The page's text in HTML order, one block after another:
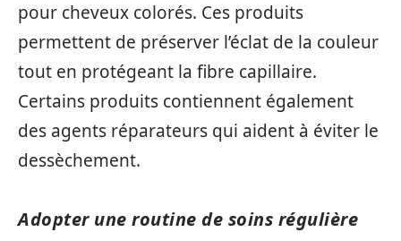
pour cheveux colorés. Ces produits
permettent de préserver l’éclat de la couleur
tout en protégeant la fibre capillaire.
Certains produits contiennent également
des agents réparateurs qui aident à éviter le
dessèchement.
Adopter une routine de soins régulière